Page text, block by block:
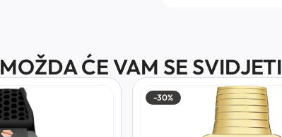
MOŽDA ĆE VAM SE SVIDJETI
-10%